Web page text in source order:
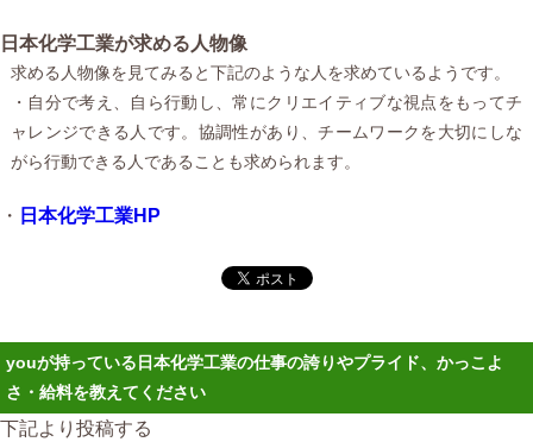
日本化学工業が求める人物像
求める人物像を見てみると下記のような人を求めているようです。
・自分で考え、自ら行動し、常にクリエイティブな視点をもってチ
ャレンジできる人です。協調性があり、チームワークを大切にしな
がら行動できる人であることも求められます。
・ 日本化学工業HP
youが持っている日本化学工業の仕事の誇りやプライド、かっこよ
さ・給料を教えてください
下記より投稿する